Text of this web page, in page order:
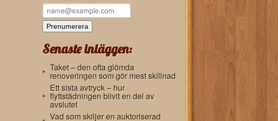
Senaste inläggen:
Taket – den ofta glömda
renoveringen som gör mest skillnad
Ett sista avtryck – hur
flyttstädningen blivit en del av
avslutet
Vad som skiljer en auktoriserad